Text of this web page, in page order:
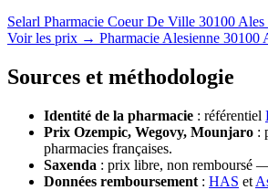
Selarl Pharmacie Coeur De Ville 30100 Ales
Voir les prix → Pharmacie Alesienne 30100
Sources et méthodologie
Identité de la pharmacie : référentiel
Prix Ozempic, Wegovy, Mounjaro :
pharmacies françaises.
Saxenda : prix libre, non remboursé
Données remboursement : HAS et